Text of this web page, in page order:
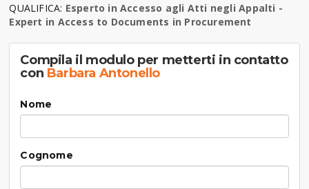
QUALIFICA: Esperto in Accesso agli Atti negli Appalti -
Expert in Access to Documents in Procurement
Compila il modulo per metterti in contatto
con Barbara Antonello
Nome
Cognome